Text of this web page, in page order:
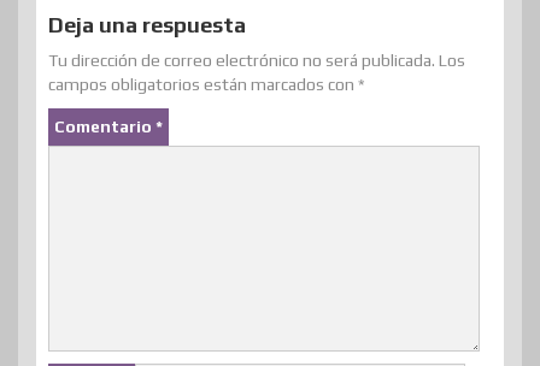
Deja una respuesta
Tu dirección de correo electrónico no será publicada. Los
campos obligatorios están marcados con *
Comentario *